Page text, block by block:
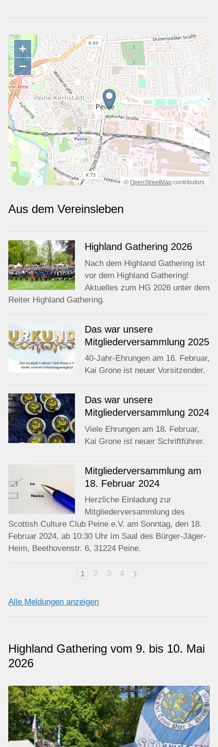
+
−
©OpenStreetMap contributors.
Aus dem Vereinsleben
Highland Gathering 2026
Nach dem Highland Gathering ist
vor dem Highland Gathering!
Aktuelles zum HG 2026 unter dem
Reiter Highland Gathering.
Das war unsere
Mitgliederversammlung 2025
40-Jahr-Ehrungen am 16. Februar,
Kai Grone ist neuer Vorsitzender.
Das war unsere
Mitgliederversammlung 2024
Viele Ehrungen am 18. Februar,
Kai Grone ist neuer Schriftführer.
Mitgliederversammlung am
18. Februar 2024
Herzliche Einladung zur
Mitgliederversammlung des
Scottish Culture Club Peine e.V. am Sonntag, den 18.
Februar 2024, ab 10:30 Uhr im Saal des Bürger-Jäger-
Heim, Beethovenstr. 6, 31224 Peine.
1 2 3 4 >
Alle Meldungen anzeigen
Highland Gathering vom 9. bis 10. Mai
2026